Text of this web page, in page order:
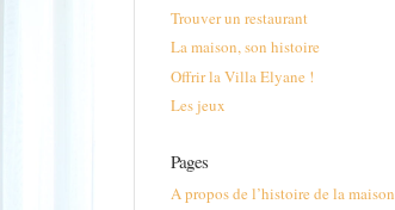
Trouver un restaurant
La maison, son histoire
Offrir la Villa Elyane !
Les jeux
Pages
A propos de l’histoire de la maison